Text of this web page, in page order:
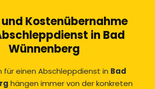
Kostenübernahme
in Bad
Wünnenberg
für einen Abschleppdienst in Bad
hängen immer von der konkreten